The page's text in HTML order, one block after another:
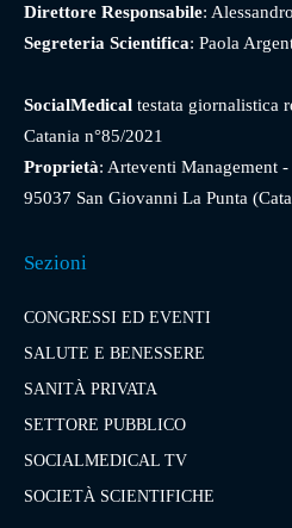
Direttore Responsabile:
Segreteria Scientifica: Paola
SocialMedical testata giornalistica
Catania n°85/2021
Proprietà: Arteventi Management
95037 San Giovanni La Punta
Sezioni
CONGRESSI ED EVENTI
SALUTE E BENESSERE
SANITÀ PRIVATA
SETTORE PUBBLICO
SOCIALMEDICAL TV
SOCIETÀ SCIENTIFICHE